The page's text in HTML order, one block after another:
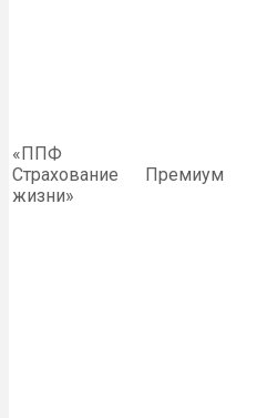
«ППФ
Страхование
жизни»
Премиум